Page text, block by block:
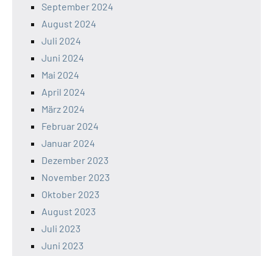
September 2024
August 2024
Juli 2024
Juni 2024
Mai 2024
April 2024
März 2024
Februar 2024
Januar 2024
Dezember 2023
November 2023
Oktober 2023
August 2023
Juli 2023
Juni 2023